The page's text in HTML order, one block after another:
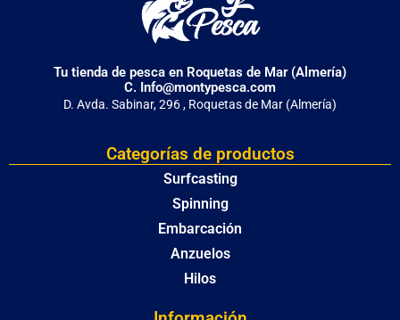
Tu tienda de pesca en Roquetas de Mar (Almería)
C. Info@montypesca.com
D. Avda. Sabinar, 296 , Roquetas de Mar (Almería)
Categorías de productos
Surfcasting
Spinning
Embarcación
Anzuelos
Hilos